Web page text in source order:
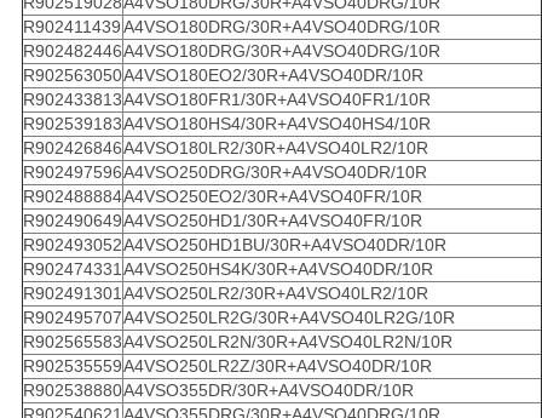
R902411439A4VSO180DRG/30R+A4VSO40DRG/10R
R902482446A4VSO180DRG/30R+A4VSO40DRG/10R
R902563050A4VSO180EO2/30R+A4VSO40DR/10R
R902433813A4VSO180FR1/30R+A4VSO40FR1/10R
R902539183A4VSO180HS4/30R+A4VSO40HS4/10R
R902426846A4VSO180LR2/30R+A4VSO40LR2/10R
R902497596A4VSO250DRG/30R+A4VSO40DR/10R
R902488884A4VSO250EO2/30R+A4VSO40FR/10R
R902490649A4VSO250HD1/30R+A4VSO40FR/10R
R902493052A4VSO250HD1BU/30R+A4VSO40DR/10R
R902474331 A4VSO250HS4K/30R+A4VSO40DR/10R
R902491301 A4VSO250LR2/30R+A4VSO40LR2/10R
R902495707A4VSO250LR2G/30R+A4VSO40LR2G/10R
R902565583A4VSO250LR2N/30R+A4VSO40LR2N/10R
R902535559A4VSO250LR2Z/30R+A4VSO40DR/10R
R902538880A4VSO355DR/30R+A4VSO40DR/10R
R902540621 A4VSO355DRG/30R+A4VSO40DRG/10R